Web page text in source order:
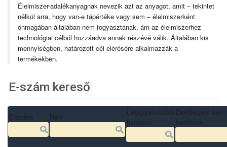
Élelmiszer-adalékanyagnak nevezik azt az anyagot, amit – tekintet
nélkül arra, hogy van-e tápértéke vagy sem – élelmiszerként
önmagában általában nem fogyasztanak, ám az élelmiszerhez
technológiai célból hozzáadva annak részévé válik. Általában kis
mennyiségben, határozott cél elérésére alkalmazzák a
termékekben.
E-szám kereső